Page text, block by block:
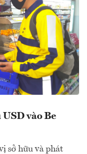
vào Be
sở hữu và phát